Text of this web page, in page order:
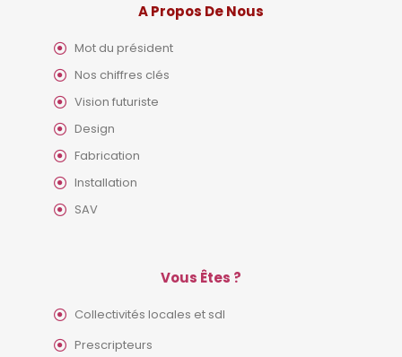
A Propos De Nous
Mot du président
Nos chiffres clés
Vision futuriste
Design
Fabrication
Installation
SAV
Vous Êtes ?
Collectivités locales et sdl
Prescripteurs